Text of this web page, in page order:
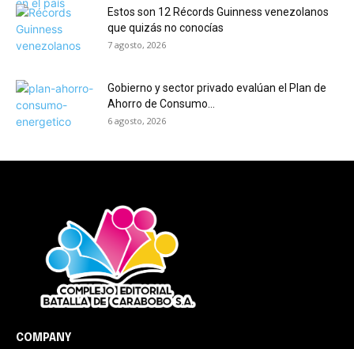
Estos son 12 Récords Guinness venezolanos
que quizás no conocías
7 agosto, 2026
Gobierno y sector privado evalúan el Plan de
Ahorro de Consumo...
6 agosto, 2026
COMPANY